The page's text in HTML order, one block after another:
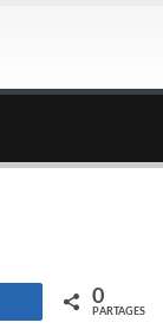
Partagez 0
PARTAGES